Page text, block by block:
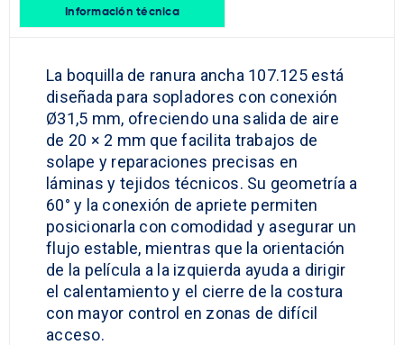
Información técnica
La boquilla de ranura ancha 107.125 está
diseñada para sopladores con conexión
Ø31,5 mm, ofreciendo una salida de aire
de 20 × 2 mm que facilita trabajos de
solape y reparaciones precisas en
láminas y tejidos técnicos. Su geometría a
60° y la conexión de apriete permiten
posicionarla con comodidad y asegurar un
flujo estable, mientras que la orientación
de la película a la izquierda ayuda a dirigir
el calentamiento y el cierre de la costura
con mayor control en zonas de difícil
acceso.